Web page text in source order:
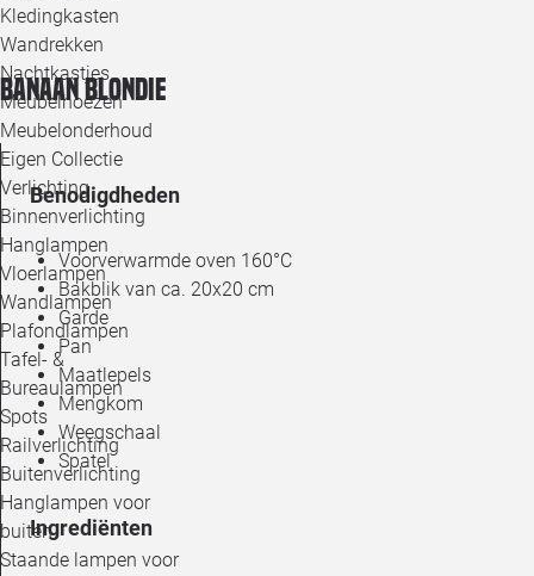
Kledingkasten
Wandrekken
Nachtkastjes
Meubelhoezen
Meubelonderhoud
Eigen Collectie
Verlichting
Binnenverlichting
Hanglampen
Vloerlampen
Wandlampen
Plafondlampen
Tafel- &
Bureaulampen
Spots
Railverlichting
Buitenverlichting
Hanglampen voor
buiten
Staande lampen voor
Banaan blondie
Benodigdheden
Voorverwarmde oven 160°C
Bakblik van ca. 20x20 cm
Garde
Pan
Maatlepels
Mengkom
Weegschaal
Spatel
Ingrediënten